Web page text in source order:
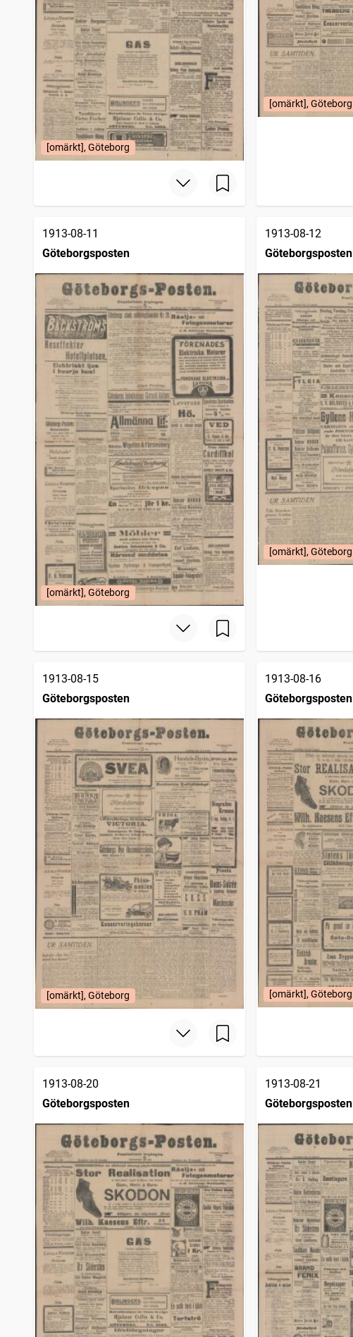
[omärkt], Göteborg
[omärkt], Göteborg
1913-08-11
Göteborgsposten
[omärkt], Göteborg
1913-08-12
Göteborgsposten
[omärkt], Göteborg
1913-08-15
Göteborgsposten
[omärkt], Göteborg
1913-08-16
Göteborgsposten
[omärkt], Göteborg
1913-08-20
Göteborgsposten
1913-08-21
Göteborgsposten